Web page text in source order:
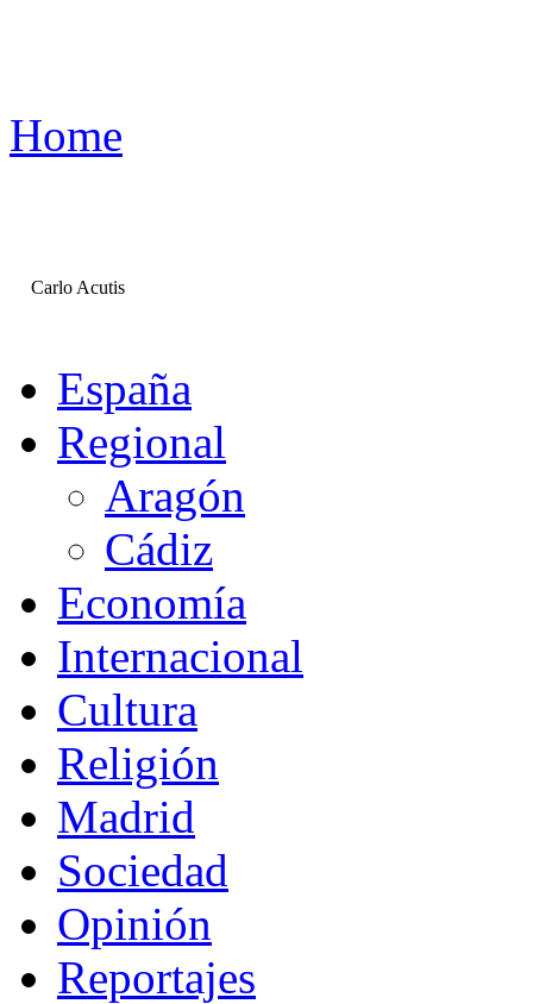
Home
Carlo Acutis
España
Regional
Aragón
Cádiz
Economía
Internacional
Cultura
Religión
Madrid
Sociedad
Opinión
Reportajes